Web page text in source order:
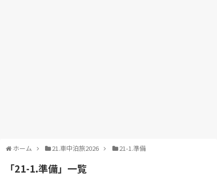
ホーム 21.車中泊旅2026 21-1.準備
「21-1.準備」 一覧